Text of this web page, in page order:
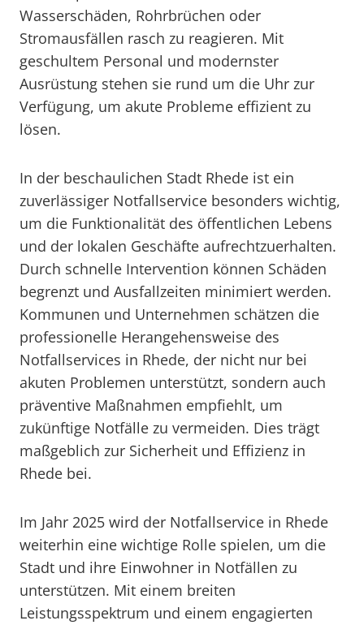
Wasserschäden, Rohrbrüchen oder
Stromausfällen rasch zu reagieren. Mit
geschultem Personal und modernster
Ausrüstung stehen sie rund um die Uhr zur
Verfügung, um akute Probleme effizient zu
lösen.
In der beschaulichen Stadt Rhede ist ein
zuverlässiger Notfallservice besonders wichtig,
um die Funktionalität des öffentlichen Lebens
und der lokalen Geschäfte aufrechtzuerhalten.
Durch schnelle Intervention können Schäden
begrenzt und Ausfallzeiten minimiert werden.
Kommunen und Unternehmen schätzen die
professionelle Herangehensweise des
Notfallservices in Rhede, der nicht nur bei
akuten Problemen unterstützt, sondern auch
präventive Maßnahmen empfiehlt, um
zukünftige Notfälle zu vermeiden. Dies trägt
maßgeblich zur Sicherheit und Effizienz in
Rhede bei.
Im Jahr 2025 wird der Notfallservice in Rhede
weiterhin eine wichtige Rolle spielen, um die
Stadt und ihre Einwohner in Notfällen zu
unterstützen. Mit einem breiten
Leistungsspektrum und einem engagierten